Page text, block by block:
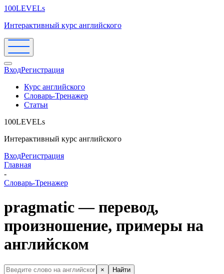
100LEVELs
Интерактивный курс английского
ВходРегистрация
Курс английского
Словарь-Тренажер
Статьи
100LEVELs
Интерактивный курс английского
ВходРегистрация
Главная
-
Словарь-Тренажер
pragmatic — перевод,
произношение, примеры на
английском
× Найти